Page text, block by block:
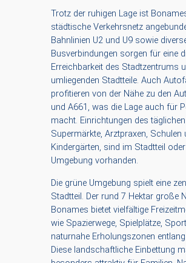
Trotz der ruhigen Lage ist
städtische Verkehrsnetz
Bahnlinien U2 und U9 sowie
Busverbindungen sorgen für eine
Erreichbarkeit des Stadtzentrums
umliegenden Stadtteile. Auch
profitieren von der Nähe zu den
und A661, was die Lage auch für
macht. Einrichtungen des
Supermärkte, Arztpraxen, Schulen
Kindergärten, sind im Stadtteil
Umgebung vorhanden.
Die grüne Umgebung spielt eine
Stadtteil. Der rund 7 Hektar große
Bonames bietet vielfältige
wie Spazierwege, Spielplätze,
naturnahe Erholungszonen
Diese landschaftliche Einbettung